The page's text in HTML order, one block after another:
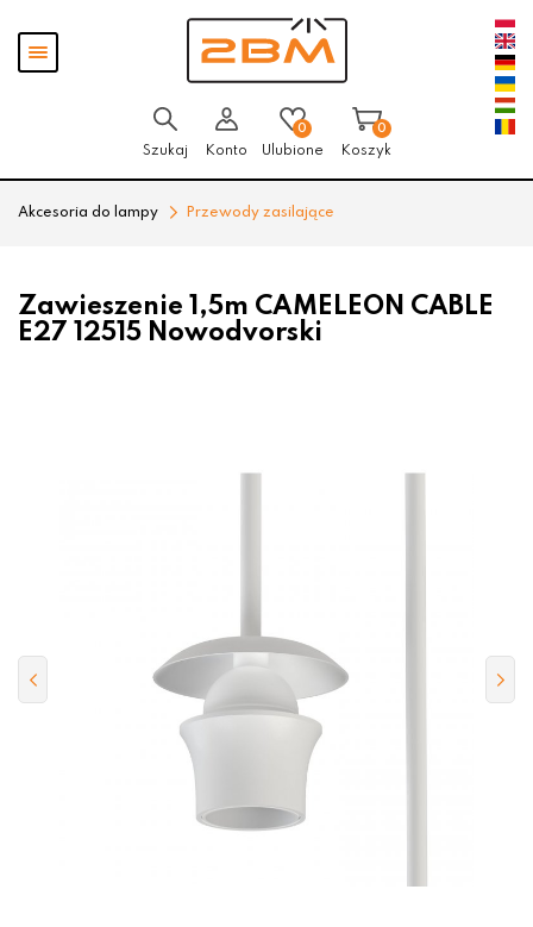
Pokaż
menu
Szukaj Konto
0
Ulubione
0
Koszyk
Akcesoria do lampy Przewody zasilające
Zawieszenie 1,5m CAMELEON CABLE
E27 12515 Nowodvorski